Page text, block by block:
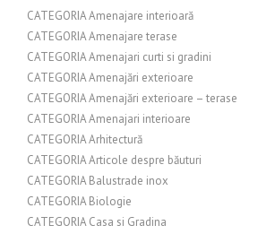
CATEGORIA Amenajare interioară
CATEGORIA Amenajare terase
CATEGORIA Amenajari curti si gradini
CATEGORIA Amenajări exterioare
CATEGORIA Amenajări exterioare – terase
CATEGORIA Amenajari interioare
CATEGORIA Arhitectură
CATEGORIA Articole despre băuturi
CATEGORIA Balustrade inox
CATEGORIA Biologie
CATEGORIA Casa si Gradina